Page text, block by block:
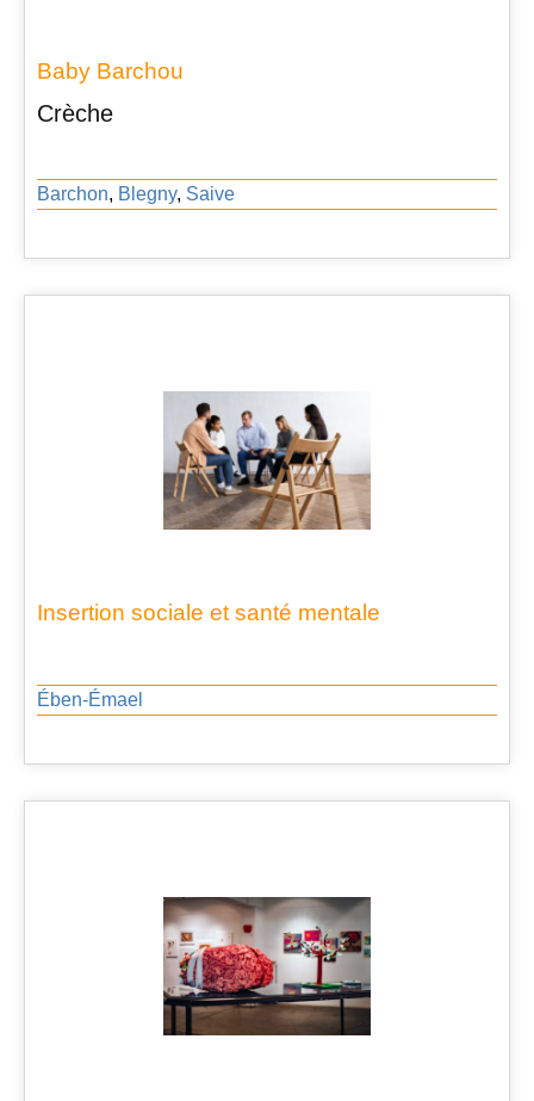
Baby Barchou
Crèche
Barchon, Blegny, Saive
Insertion sociale et santé mentale
Ében-Émael